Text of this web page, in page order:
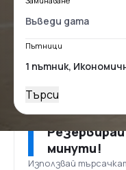
Пътници
Търси
минути!
Използвай